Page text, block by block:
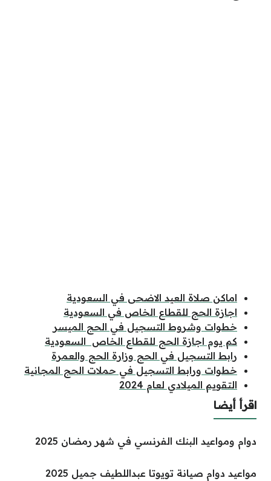
اماكن صلاة العيد الاضحى في السعودية
اجازة الحج للقطاع الخاص في السعودية
خطوات وشروط التسجيل في الحج الميسر
كم يوم اجازة الحج للقطاع الخاص السعودية
رابط التسجيل في الحج وزارة الحج والعمرة
خطوات ورابط التسجيل في حملات الحج المجانية
التقويم الميلادي لعام 2024
اقرأ أيضا
دوام ومواعيد البنك الفرنسي في شهر رمضان 2025
مواعيد دوام صيانة تويوتا عبداللطيف جميل 2025